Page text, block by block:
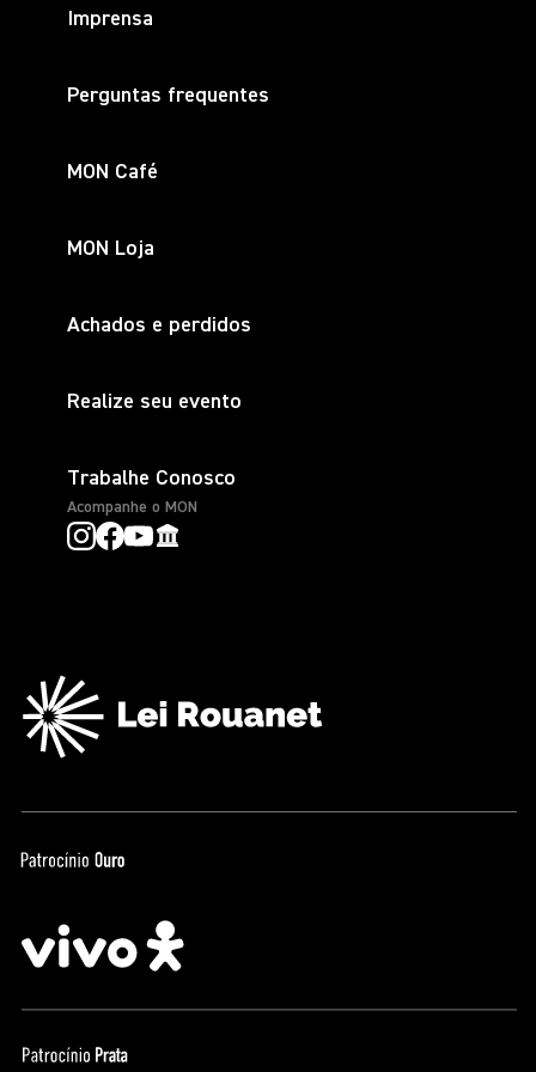
Imprensa
Perguntas frequentes
MON Café
MON Loja
Achados e perdidos
Realize seu evento
Trabalhe Conosco
Acompanhe o MON